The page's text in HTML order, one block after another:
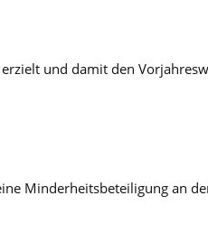
und damit den
Minderheitsbeteiligung an